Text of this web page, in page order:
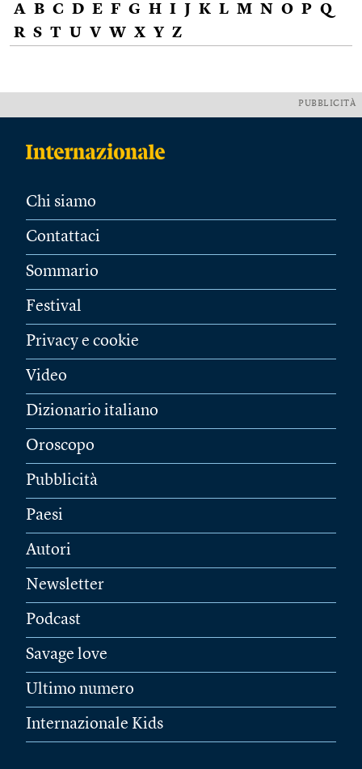
A B C D E F G H I J K L M N O P Q
R S T U V W X Y Z
PUBBLICITÀ
Chi siamo
Contattaci
Sommario
Festival
Privacy e cookie
Video
Dizionario italiano
Oroscopo
Pubblicità
Paesi
Autori
Newsletter
Podcast
Savage love
Ultimo numero
Internazionale Kids